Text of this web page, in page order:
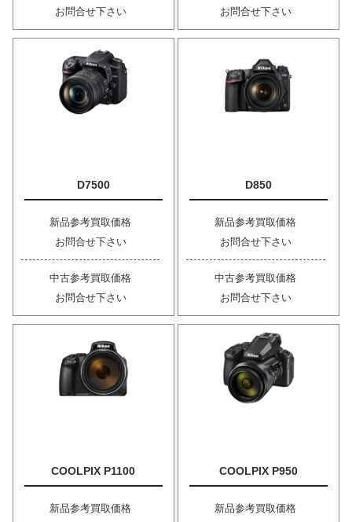
お問合せ下さい
お問合せ下さい
D7500
新品参考買取価格
お問合せ下さい
中古参考買取価格
お問合せ下さい
D850
新品参考買取価格
お問合せ下さい
中古参考買取価格
お問合せ下さい
COOLPIX P1100
新品参考買取価格
COOLPIX P950
新品参考買取価格